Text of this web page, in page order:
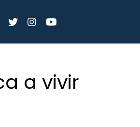
a vivir